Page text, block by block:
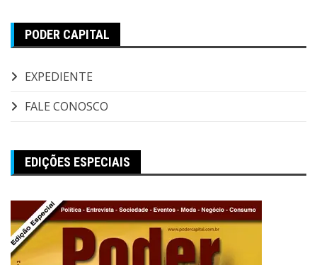
PODER CAPITAL
EXPEDIENTE
FALE CONOSCO
EDIÇÕES ESPECIAIS